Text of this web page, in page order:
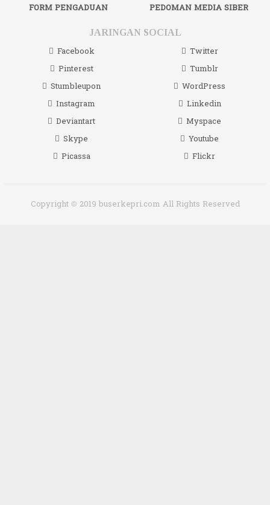
FORM PENGADUAN
PEDOMAN MEDIA SIBER
JARINGAN SOCIAL
Facebook
Twitter
Pinterest
Tumblr
Stumbleupon
WordPress
Instagram
Linkedin
Deviantart
Myspace
Skype
Youtube
Picassa
Flickr
Copyright © 2019 buserkepri.com All Rights Reserved